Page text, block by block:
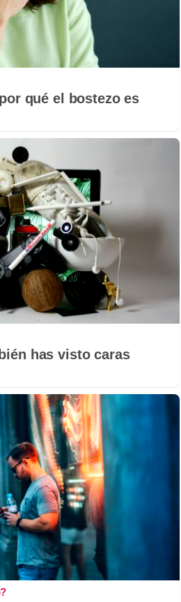
qué el bostezo es
has visto caras